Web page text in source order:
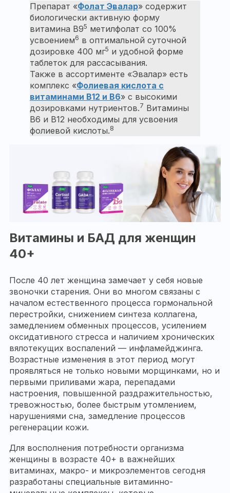
Препарат «Фолат Эвалар» содержит
биологически активную форму
витамина В95 метилфолат со 100%
усвоением6 в оптимальной суточной
дозировке 400 мг5 и удобной форме
таблеток для рассасывания.
Также в ассортименте «Эвалар» есть
комплекс «Фолиевая кислота с
витаминами В12 и В6» с высокими
дозировками нутриентов.7 Витамины
В6 и В12 необходимы для усвоения
фолиевой кислоты.8
Витамины и БАД для женщин
40+
После 40 лет женщина замечает у себя новые
звоночки старения. Они во многом связаны с
началом естественного процесса гормональной
перестройки, снижением синтеза коллагена,
замедлением обменных процессов, усилением
оксидативного стресса и наличием хронических
вялотекущих воспалений — инфламейджинга.
Возрастные изменения в этот период могут
проявляться не только новыми морщинками, но и
первыми приливами жара, перепадами
настроения, повышенной раздражительностью,
тревожностью, более быстрым утомлением,
нарушениями сна, замедление процессов
регенерации кожи.
Для восполнения потребности организма
женщины в возрасте 40+ в важнейших
витаминах, макро- и микроэлементов сегодня
разработаны специальные витаминно-